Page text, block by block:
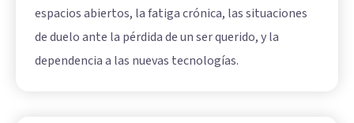
espacios abiertos, la fatiga crónica, las situaciones
de duelo ante la pérdida de un ser querido, y la
dependencia a las nuevas tecnologías.